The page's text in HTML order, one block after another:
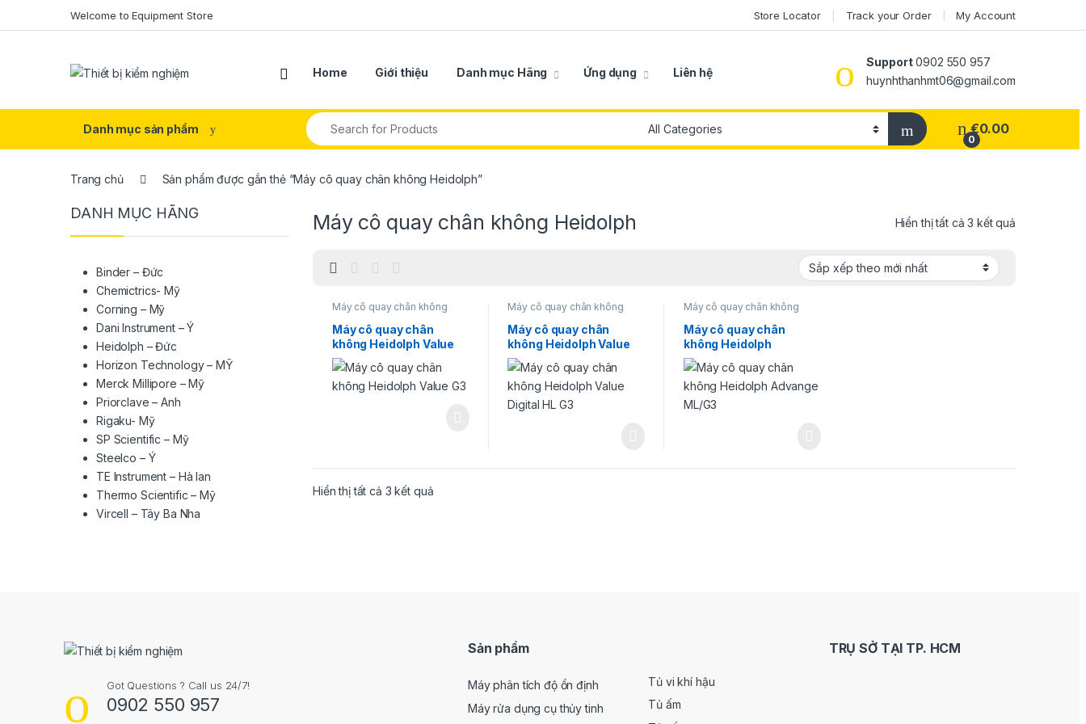
Welcome to Equipment Store Store Locator Track your Order My Account
Home Giới thiệu Danh mục Hãng Ứng dụng Liên hệ
Support0902 550 957
huynhthanhmt06@gmail.com
Danh mục sản phẩm
Search for:
0
€0.00
Trang chủ Sản phẩm được gắn thẻ “Máy cô quay chân không Heidolph”
Máy cô quay chân không Heidolph Hiển thị tất cả 3 kết quả
Máy cô quay chân không
Heidolph
Máy cô quay chân
không Heidolph Value
G3
Máy cô quay chân không
Heidolph
Máy cô quay chân
không Heidolph Value
Digital HL G3
Máy cô quay chân không
Heidolph
Máy cô quay chân
không Heidolph
Advange ML/G3
Hiển thị tất cả 3 kết quảĐã sắp xếp theo mới nhất
DANH MỤC HÃNG
Binder – Đức
Chemictrics- Mỹ
Corning – Mỹ
Dani Instrument – Ý
Heidolph – Đức
Horizon Technology – MỸ
Merck Millipore – Mỹ
Priorclave – Anh
Rigaku- Mỹ
SP Scientific – Mỹ
Steelco – Ý
TE Instrument – Hà lan
Thermo Scientific – Mỹ
Vircell – Tây Ba Nha
Got Questions ? Call us 24/7!
0902 550 957
Sản phẩm
Máy phân tích độ ổn định
Máy rửa dụng cụ thủy tinh
Tủ vi khí hậu
Tủ ấm
TRỤ SỞ TẠI TP. HCM